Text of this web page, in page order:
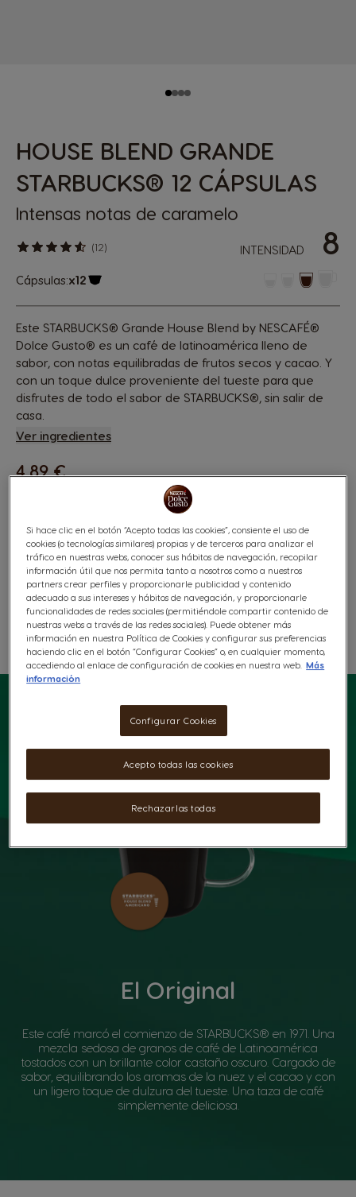
HOUSE BLEND GRANDE
STARBUCKS® 12 CÁPSULAS
Intensas notas de caramelo
INTENSIDAD 8
(12)
Cápsulas:x12
Este STARBUCKS® Grande House Blend by NESCAFÉ®
Dolce Gusto® es un café de latinoamérica lleno de
sabor, con notas equilibradas de frutos secos y cacao. Y
con un toque dulce proveniente del tueste para que
disfrutes de todo el sabor de STARBUCKS®, sin salir de
casa.
Ver ingredientes
4,89 €
Lista De Deseos
Lista De Deseos
El Original
Este café marcó el comienzo de STARBUCKS® en 1971. Una
mezcla sedosa de granos de café de Latinoamérica
tostados con un brillante color castaño oscuro. Cargado de
sabor, equilibrando los aromas de la nuez y el cacao y con
un ligero toque de dulzura del tueste. Una taza de café
simplemente deliciosa.
Si hace clic en el botón “Acepto todas las cookies”, consiente el uso de
cookies (o tecnologías similares) propias y de terceros para analizar el
tráfico en nuestras webs, conocer sus hábitos de navegación, recopilar
información útil que nos permita tanto a nosotros como a nuestros
partners crear perfiles y proporcionarle publicidad y contenido
adecuado a sus intereses y hábitos de navegación, y proporcionarle
funcionalidades de redes sociales (permitiéndole compartir contenido de
nuestras webs a través de las redes sociales). Puede obtener más
información en nuestra Política de Cookies y configurar sus preferencias
haciendo clic en el botón “Configurar Cookies” o, en cualquier momento,
accediendo al enlace de configuración de cookies en nuestra web. Más
información
Configurar Cookies
Rechazarlas todas
Acepto todas las cookies